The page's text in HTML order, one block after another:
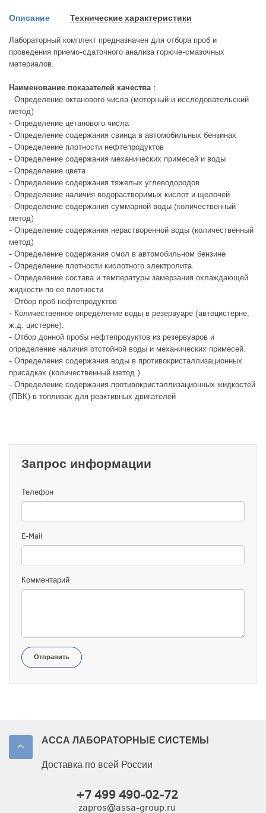
Описание Технические характеристики
Лабораторный комплект предназначен для отбора проб и
проведения приемо-сдаточного анализа горюче-смазочных
материалов.
Наименование показателей качества :
- Определение октанового числа (моторный и исследовательский
метод)
- Определение цетанового числа
- Определение содержания свинца в автомобильных бензинах
- Определение плотности нефтепродуктов
- Определение содержания механических примесей и воды
- Определение цвета
- Определение содержания тяжелых углеводородов
- Определение наличия водорастворимых кислот и щелочей
- Определение содержания суммарной воды (количественный
метод)
- Определение содержания нерастворенной воды (количественный
метод)
- Определение содержания смол в автомобильном бензине
- Определение плотности кислотного электролита.
- Определение состава и температуры замерзания охлаждающей
жидкости по ее плотности
- Отбор проб нефтепродуктов
- Количественное определение воды в резервуаре (автоцистерне,
ж.д. цистерне).
- Отбор донной пробы нефтепродуктов из резервуаров и
определение наличия отстойной воды и механических примесей.
- Определения содержания воды в противокристаллизационных
присадках (количественный метод )
- Определение содержания противокристаллизационных жидкостей
(ПВК) в топливах для реактивных двигателей
Запрос информации
Телефон
E-Mail
Комментарий
Отправить
АССА ЛАБОРАТОРНЫЕ СИСТЕМЫ
Доставка по всей России
+7 499 490-02-72
zapros@assa-group.ru